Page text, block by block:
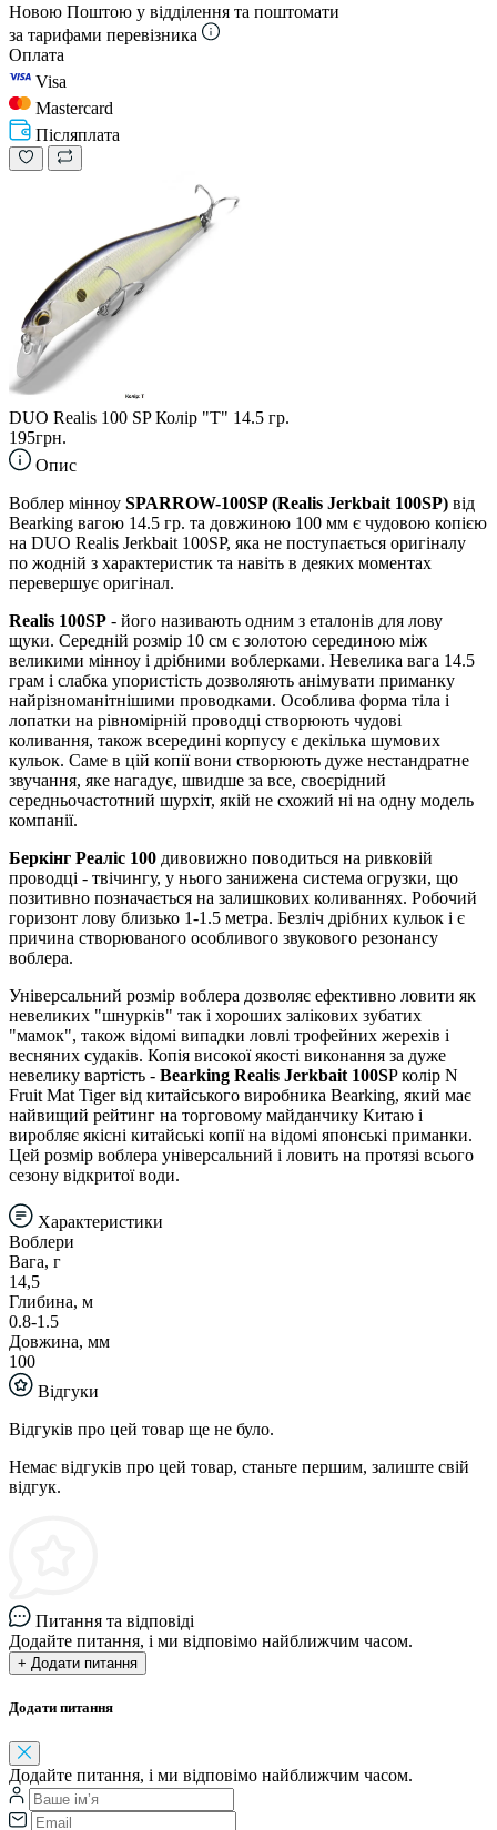
Новою Поштою у відділення та поштомати
за тарифами перевізника
Оплата
Visa
Mastercard
Післяплата
DUO Realis 100 SP Колір "T" 14.5 гр.
195грн.
Опис
Воблер мінноу SPARROW-100SP (Realis Jerkbait 100SP) від
Bearking вагою 14.5 гр. та довжиною 100 мм є чудовою копією
на DUO Realis Jerkbait 100SP, яка не поступається оригіналу
по жодній з характеристик та навіть в деяких моментах
перевершує оригінал.
Realis 100SP - його називають одним з еталонів для лову
щуки. Середній розмір 10 см є золотою серединою між
великими мінноу і дрібними воблерками. Невелика вага 14.5
грам і слабка упористість дозволяють анімувати приманку
найрізноманітнішими проводками. Особлива форма тіла і
лопатки на рівномірній проводці створюють чудові
коливання, також всередині корпусу є декілька шумових
кульок. Саме в цій копії вони створюють дуже нестандратне
звучання, яке нагадує, швидше за все, своєрідний
середньочастотний шурхіт, якій не схожий ні на одну модель
компанії.
Беркінг Реаліс 100 дивовижно поводиться на ривковій
проводці - твічингу, у нього занижена система огрузки, що
позитивно позначається на залишкових коливаннях. Робочий
горизонт лову близько 1-1.5 метра. Безліч дрібних кульок і є
причина створюваного особливого звукового резонансу
воблера.
Універсальний розмір воблера дозволяє ефективно ловити як
невеликих "шнурків" так і хороших залікових зубатих
"мамок", також відомі випадки ловлі трофейних жерехів і
весняних судаків. Копія високої якості виконання за дуже
невелику вартість - Bearking Realis Jerkbait 100SP колір N
Fruit Mat Tiger від китайського виробника Bearking, який має
найвищий рейтинг на торговому майданчику Китаю і
виробляє якісні китайські копії на відомі японські приманки.
Цей розмір воблера універсальний і ловить на протязі всього
сезону відкритої води.
Характеристики
Воблери
Вага, г
14,5
Глибина, м
0.8-1.5
Довжина, мм
100
Відгуки
Відгуків про цей товар ще не було.
Немає відгуків про цей товар, станьте першим, залиште свій
відгук.
Питання та відповіді
Додайте питання, і ми відповімо найближчим часом.
+ Додати питання
Додати питання
Додайте питання, і ми відповімо найближчим часом.